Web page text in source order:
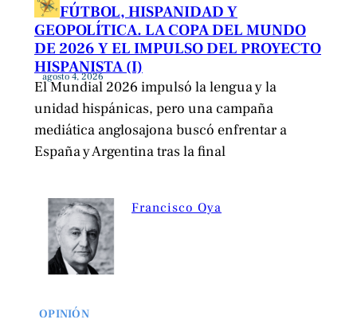
FÚTBOL, HISPANIDAD Y
GEOPOLÍTICA. LA COPA DEL MUNDO
DE 2026 Y EL IMPULSO DEL PROYECTO
HISPANISTA (I)
agosto 4, 2026
El Mundial 2026 impulsó la lengua y la
unidad hispánicas, pero una campaña
mediática anglosajona buscó enfrentar a
España y Argentina tras la final
Francisco Oya
OPINIÓN